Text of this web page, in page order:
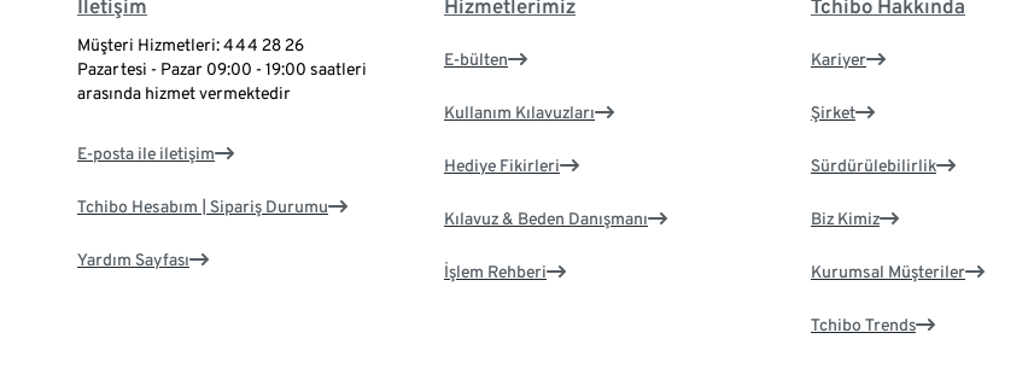
İletişim
Müşteri Hizmetleri: 444 28 26
Pazartesi - Pazar 09:00 - 19:00 saatleri
arasında hizmet vermektedir
E-posta ile iletişim
Tchibo Hesabım | Sipariş Durumu
Yardım Sayfası
Hizmetlerimiz
E-bülten
Kullanım Kılavuzları
Hediye Fikirleri
Kılavuz & Beden Danışmanı
İşlem Rehberi
Tchibo Hakkında
Kariyer
Şirket
Sürdürülebilirlik
Biz Kimiz
Kurumsal Müşteriler
Tchibo Trends